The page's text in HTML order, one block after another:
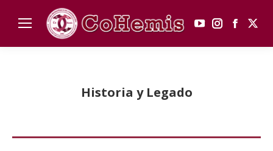
YouTube
page
Instagram
pagepage
X
Historia y Legado